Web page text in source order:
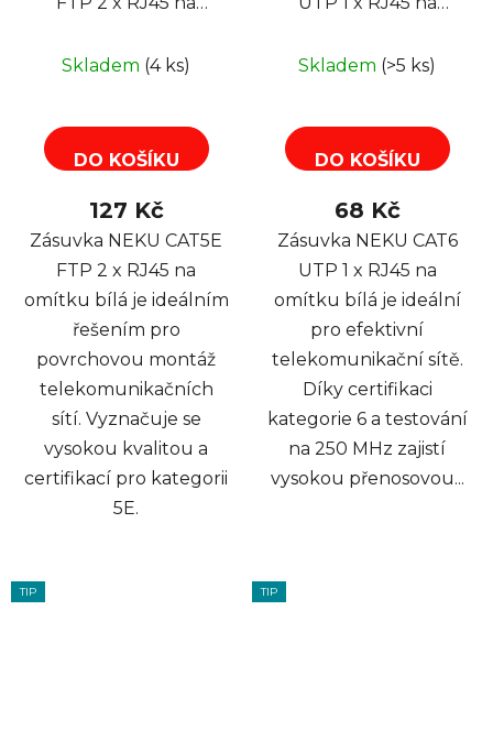
Skladem (4 ks)
DO KOŠÍKU
127 Kč
Zásuvka NEKU CAT5E
FTP 2 x RJ45 na
omítku bílá je ideálním
řešením pro
povrchovou montáž
telekomunikačních
sítí. Vyznačuje se
vysokou kvalitou a
certifikací pro kategorii
5E.
Skladem (>5 ks)
DO KOŠÍKU
68 Kč
Zásuvka NEKU CAT6
UTP 1 x RJ45 na
omítku bílá je ideální
pro efektivní
telekomunikační sítě.
Díky certifikaci
kategorie 6 a testování
na 250 MHz zajistí
vysokou přenosovou...
TIP TIP